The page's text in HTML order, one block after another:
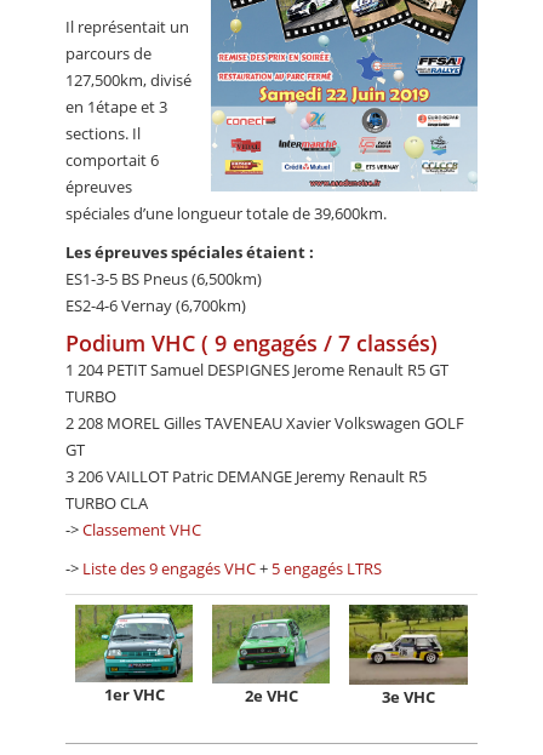
Il représentait un
parcours de
127,500km, divisé
en 1étape et 3
sections. Il
comportait 6
épreuves
spéciales d’une longueur totale de 39,600km.
Les épreuves spéciales étaient :
ES1-3-5 BS Pneus (6,500km)
ES2-4-6 Vernay (6,700km)
Podium VHC ( 9 engagés / 7 classés)
1 204 PETIT Samuel DESPIGNES Jerome Renault R5 GT
TURBO
2 208 MOREL Gilles TAVENEAU Xavier Volkswagen GOLF
GT
3 206 VAILLOT Patric DEMANGE Jeremy Renault R5
TURBO CLA
->Classement VHC
-> Liste des 9 engagés VHC+ 5 engagés LTRS
1er VHC 2e VHC 3e VHC